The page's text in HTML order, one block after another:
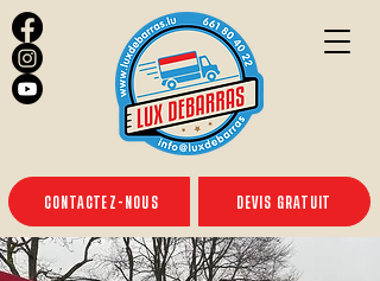
CONTACTEZ-NOUS DEVIS GRATUIT